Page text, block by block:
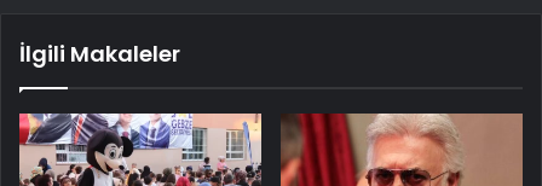
İlgili Makaleler